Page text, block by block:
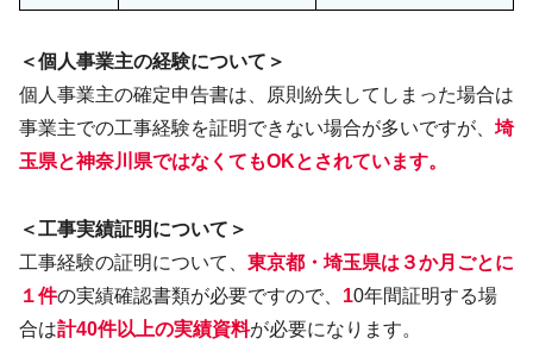
＜個人事業主の経験について＞
個人事業主の確定申告書は、原則紛失してしまった場合は
事業主での工事経験を証明できない場合が多いですが、 埼
玉県と神奈川県ではなくてもOKとされています。
＜工事実績証明について＞
工事経験の証明について、 東京都・埼玉県は３か月ごとに
１件の実績確認書類が必要ですので、 10年間証明する場
合は計40件以上の実績資料が必要になります。